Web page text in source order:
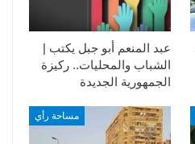
عبد المنعم أبو جبل يكتب |
الشباب والمحليات.. ركيزة
الجمهورية الجديدة
مساحة رأي